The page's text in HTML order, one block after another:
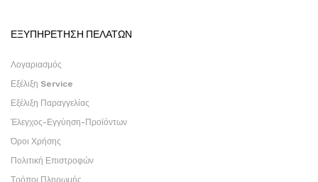
ΕΞΥΠΗΡΕΤΗΣΗ ΠΕΛΑΤΩΝ
Λογαριασμός
Εξέλιξη Service
Εξέλιξη Παραγγελίας
Έλεγχος-Εγγύηση-Προϊόντων
Όροι Χρήσης
Πολιτική Επιστροφών
Τρόποι Πληρωμής